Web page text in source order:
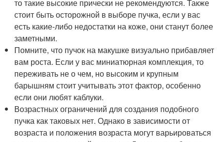
то такие высокие прически не рекомендуются. Также
стоит быть осторожной в выборе пучка, если у вас
есть какие-либо недостатки на коже, они станут более
заметными.
Помните, что пучок на макушке визуально прибавляет
вам роста. Если у вас миниатюрная комплекция, то
переживать не о чем, но высоким и крупным
барышням стоит учитывать этот фактор, особенно
если они любят каблуки.
Возрастных ограничений для создания подобного
пучка как таковых нет. Однако в зависимости от
возраста и положения возраста могут варьироваться